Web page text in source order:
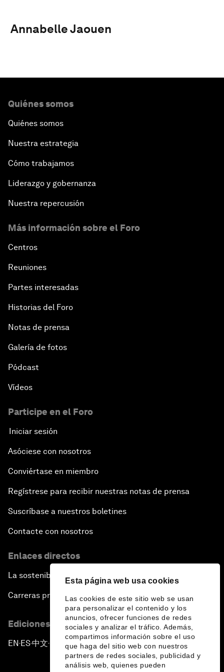
Esta página web usa cookies
Las cookies de este sitio web se usan
para personalizar el contenido y los
anuncios, ofrecer funciones de redes
sociales y analizar el tráfico. Además,
compartimos información sobre el uso
que haga del sitio web con nuestros
partners de redes sociales, publicidad y
análisis web, quienes pueden
Annabelle Jaouen
Quiénes somos
Quiénes somos
Nuestra estrategia
Cómo trabajamos
Liderazgo y gobernanza
Nuestra repercusión
Más información sobre el Foro
Centros
Reuniones
Partes interesadas
Historias del Foro
Notas de prensa
Galería de fotos
Pódcast
Vídeos
Participe en el Foro
Iniciar sesión
Asóciese con nosotros
Conviértase en miembro
Regístrese para recibir nuestras notas de prensa
Suscríbase a nuestros boletines
Contacte con nosotros
Enlaces directos
La sostenibilidad en el Foro
Carreras profesionales
Ediciones en otros idiomas
EN ▪ES▪中文▪ 日本語